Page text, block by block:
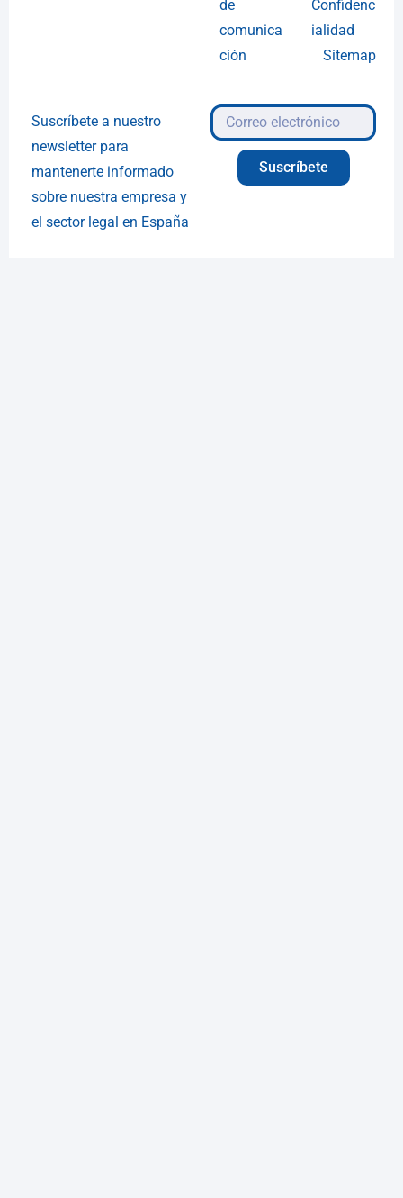
de
comunica
ción
Confidenc
ialidad
Sitemap
Suscríbete a nuestro
newsletter para
mantenerte informado
sobre nuestra empresa y
el sector legal en España
Suscríbete